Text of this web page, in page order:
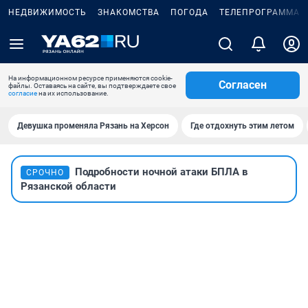
НЕДВИЖИМОСТЬ ЗНАКОМСТВА ПОГОДА ТЕЛЕПРОГРАММА
На информационном ресурсе применяются cookie-
файлы. Оставаясь на сайте, вы подтверждаете свое
согласиена их использование.
Согласен
Девушка променяла Рязань на Херсон Где отдохнуть этим летом
СРОЧНО
Подробности ночной атаки БПЛА в
Рязанской области